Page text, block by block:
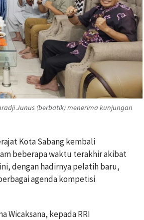
Junus (berbatik) menerima kunjungan
Kota Sabang kembali
beberapa waktu terakhir akibat
dengan hadirnya pelatih baru,
agenda kompetisi
Wicaksana, kepada RRI